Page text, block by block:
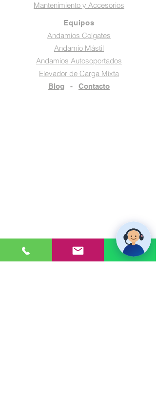
Mantenimiento y Accesorios
Equipos
Andamios Colgates
Andamio Mástil
Andamios Autosoportados
Elevador de Carga Mixta
Blog - Contacto